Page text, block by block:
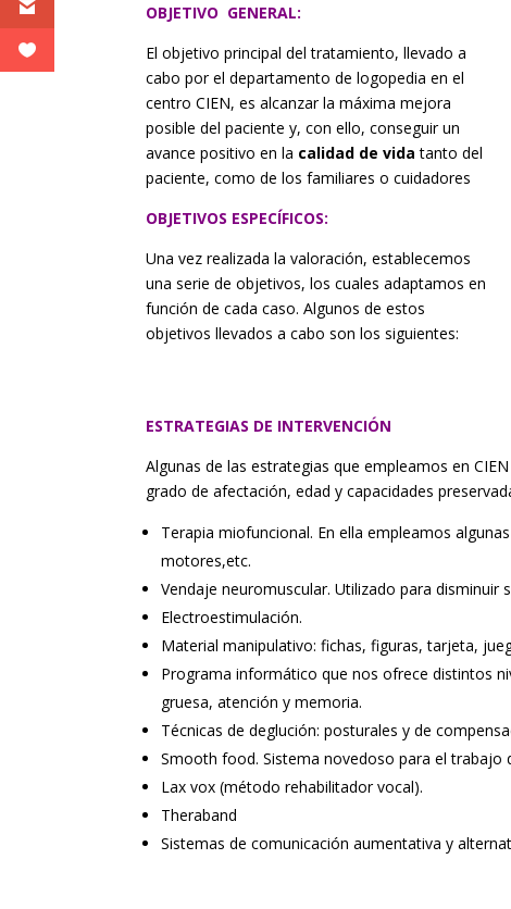
OBJETIVO GENERAL:
El objetivo principal del tratamiento, llevado a
cabo por el departamento de logopedia en el
centro CIEN, es alcanzar la máxima mejora
posible del paciente y, con ello, conseguir un
avance positivo en la calidad de vida tanto del
paciente, como de los familiares o cuidadores
OBJETIVOS ESPECÍFICOS:
Una vez realizada la valoración, establecemos
una serie de objetivos, los cuales adaptamos en
función de cada caso. Algunos de estos
objetivos llevados a cabo son los siguientes:
ESTRATEGIAS DE INTERVENCIÓN
Algunas de las estrategias que empleamos en
grado de afectación, edad y capacidades
Terapia miofuncional. En ella empleamos
motores,etc.
Vendaje neuromuscular. Utilizado para
Electroestimulación.
Material manipulativo: fichas, figuras, tarjeta,
Programa informático que nos ofrece distintos
gruesa, atención y memoria.
Técnicas de deglución: posturales y de
Smooth food. Sistema novedoso para el trabajo
Lax vox (método rehabilitador vocal).
Theraband
Sistemas de comunicación aumentativa y